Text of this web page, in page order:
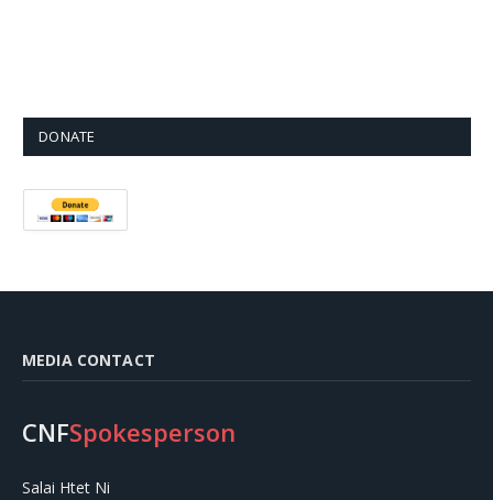
DONATE
MEDIA CONTACT
CNFSpokesperson
Salai Htet Ni